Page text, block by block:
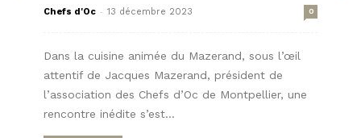
Chefs d'Oc - 13 décembre 2023 0
Dans la cuisine animée du Mazerand, sous l’œil
attentif de Jacques Mazerand, président de
l’association des Chefs d’Oc de Montpellier, une
rencontre inédite s’est...